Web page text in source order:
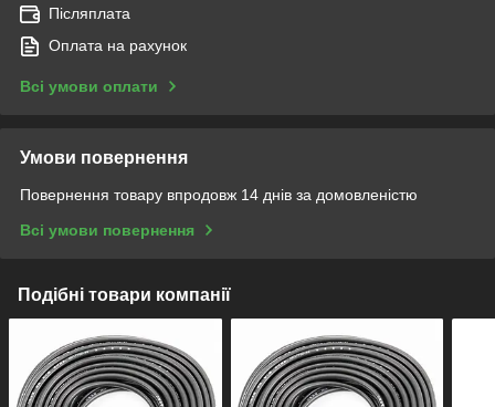
Післяплата
Оплата на рахунок
Всі умови оплати
Умови повернення
Повернення товару впродовж 14 днів за домовленістю
Всі умови повернення
Подібні товари компанії